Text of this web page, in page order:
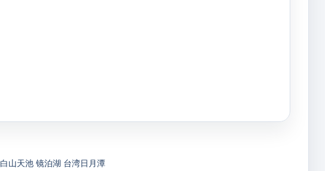
山天池 镜泊湖 台湾日月潭